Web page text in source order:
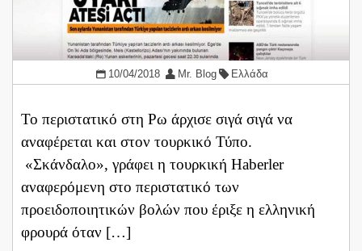
10/04/2018 Mr. Blog Ελλάδα
Το περιστατικό στη Ρω άρχισε σιγά σιγά να
αναφέρεται και στον τουρκικό Τύπο.
«Σκάνδαλο», γράφει η τουρκική Haberler
αναφερόμενη στο περιστατικό των
προειδοποιητικών βολών που έριξε η ελληνική
φρουρά όταν […]